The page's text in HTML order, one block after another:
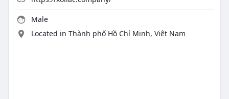
Male
Located in Thành phố Hồ Chí Minh, Việt Nam